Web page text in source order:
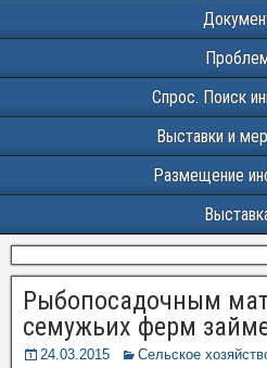
Спрос. Поиск
Выставки и
Размещение
Рыбопосадочным
семужьих ферм
24.03.2015 Сельское